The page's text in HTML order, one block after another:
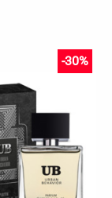
-30%